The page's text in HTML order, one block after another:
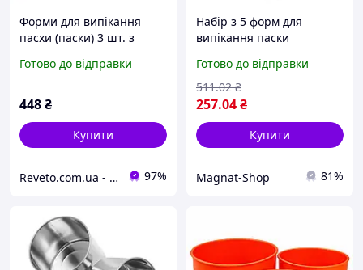
Форми для випікання
пасхи (паски) 3 шт. з
А-Плюс (1119)
Готово до відправки
448₴
Купити
Reveto.com.ua - товары для кухни, термосы и термокружки, термосумки и многое другое 97%
Набір з 5 форм для
випікання паски
роки!
Готово до відправки
257.04₴
511.02 ₴
Купити
Magnat-Shop 81%